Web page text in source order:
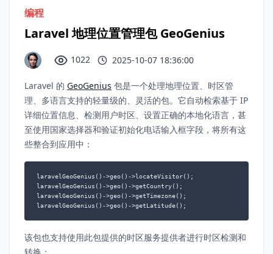
编程
Laravel 地理位置管理包 GeoGenius
1022 2025-10-07 18:36:00
Laravel 的 GeoGenius 包是一个处理地理位置、时区管
理、多语言支持的轻量级的、灵活的包。它自动检索基于 IP
详细位置信息、检测用户时区、设置正确的本地化语言，甚
至使用国家选择器和验证初始化电话输入框字段，将所有这
些整合到应用中：
laravelGeoGenius()->geo()->locateVisitor();
laravelGeoGenius()->geo()->getCountry();
laravelGeoGenius()->geo()->getTimezone();
laravelGeoGenius()->geo()->getLatitude();
该包也支持使用此包提供的时区服务提供者进行时区检测和